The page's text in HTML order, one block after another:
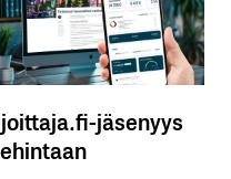
jäsenyys